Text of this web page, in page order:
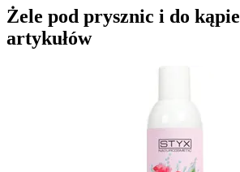
Żele pod prysznic i do
artykułów